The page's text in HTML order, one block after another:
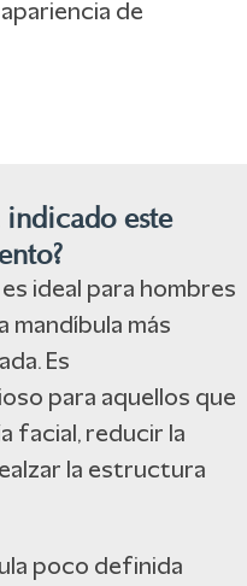
de
indicado este
ideal para hombres
mandíbula más
Es
para aquellos que
facial, reducir la
la estructura
poco definida